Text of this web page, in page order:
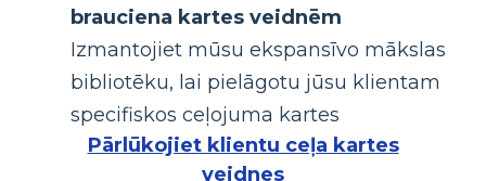
brauciena kartes veidnēm
Izmantojiet mūsu ekspansīvo mākslas
bibliotēku, lai pielāgotu jūsu klientam
specifiskos ceļojuma kartes
Pārlūkojiet klientu ceļa kartes
veidnes